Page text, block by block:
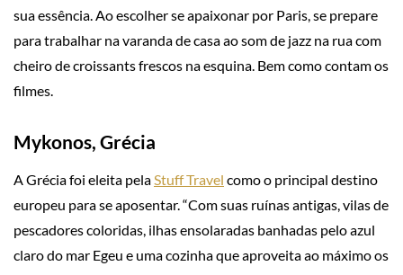
sua essência. Ao escolher se apaixonar por Paris, se prepare
para trabalhar na varanda de casa ao som de jazz na rua com
cheiro de croissants frescos na esquina. Bem como contam os
filmes.
Mykonos, Grécia
A Grécia foi eleita pelaStuff Travel como o principal destino
europeu para se aposentar. “Com suas ruínas antigas, vilas de
pescadores coloridas, ilhas ensolaradas banhadas pelo azul
claro do mar Egeu e uma cozinha que aproveita ao máximo os